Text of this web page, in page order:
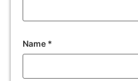
Name *